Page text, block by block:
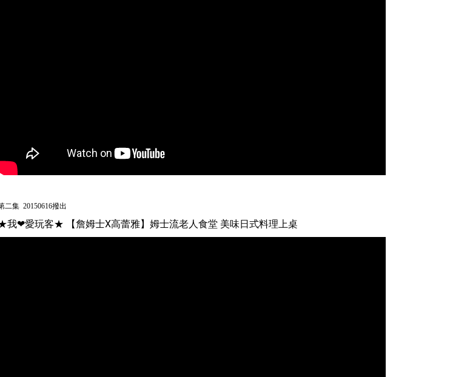
二集 20150616撥出
我❤愛玩客★ 【詹姆士X高蕾雅】姆士流老人食堂 美味日式料理上桌